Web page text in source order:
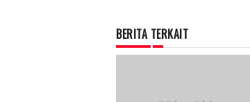
BERITA TERKAIT